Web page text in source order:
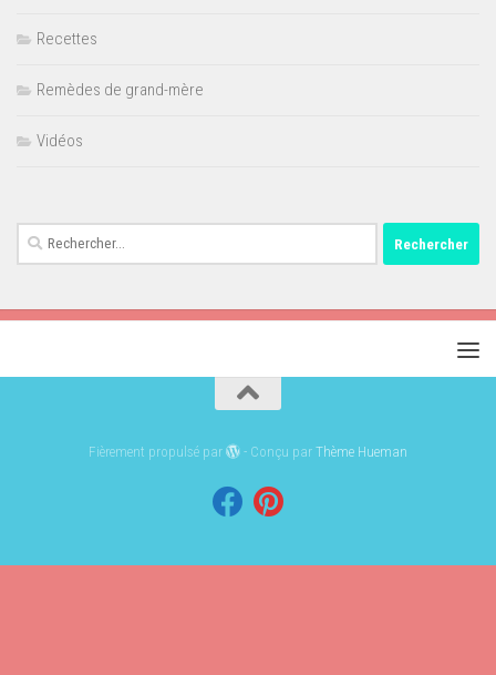
Recettes
Remèdes de grand-mère
Vidéos
Rechercher :
Fièrement propulsé par - Conçu parThème Hueman